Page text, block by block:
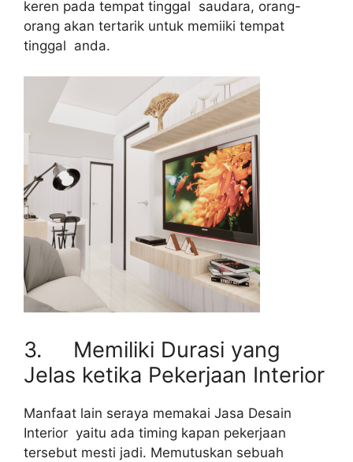
keren pada tempat tinggal saudara, orang-
orang akan tertarik untuk memiiki tempat
tinggal anda.
3. Memiliki Durasi yang
Jelas ketika Pekerjaan Interior
Manfaat lain seraya memakai Jasa Desain
Interior yaitu ada timing kapan pekerjaan
tersebut mesti jadi. Memutuskan sebuah